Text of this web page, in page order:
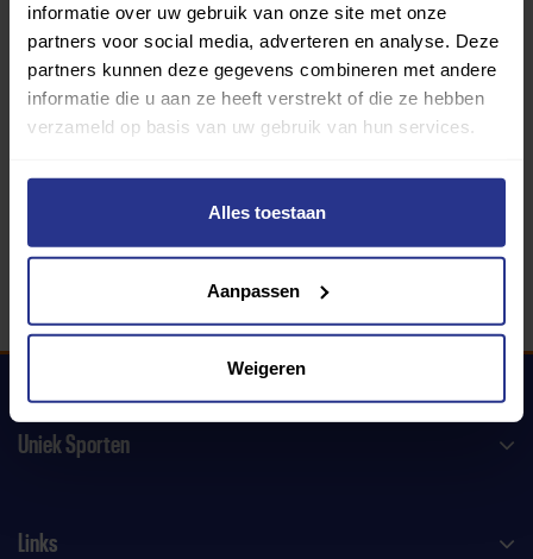
informatie over uw gebruik van onze site met onze
partners voor social media, adverteren en analyse. Deze
partners kunnen deze gegevens combineren met andere
informatie die u aan ze heeft verstrekt of die ze hebben
verzameld op basis van uw gebruik van hun services.
Alles toestaan
Aanpassen
Weigeren
Programma van:
340 gemeenten
Uniek Sporten
Links